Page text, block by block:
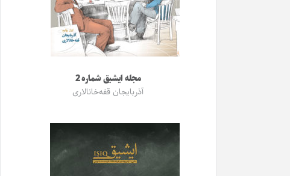
مجله ایشیق شماره 2
آذربایجان قفه‌خانالاری